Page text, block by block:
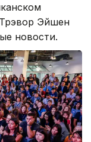
Эйшен
новости.